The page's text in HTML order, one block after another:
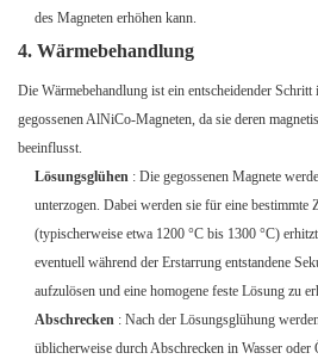
des Magneten erhöhen kann.
4. Wärmebehandlung
Die Wärmebehandlung ist ein entscheidender
gegossenen AlNiCo-Magneten, da sie deren
beeinflusst.
Lösungsglühen : Die gegossenen Magnete
unterzogen. Dabei werden sie für eine bestimmte
(typischerweise etwa 1200 °C bis 1300 °C)
eventuell während der Erstarrung entstandene
aufzulösen und eine homogene feste Lösung zu
Abschrecken : Nach der Lösungsglühung
üblicherweise durch Abschrecken in Wasser